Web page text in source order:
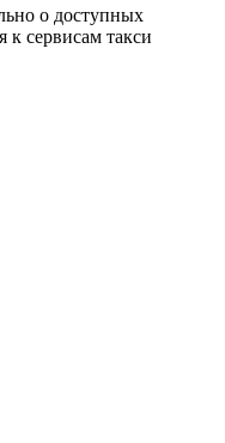
о доступных
сервисам такси